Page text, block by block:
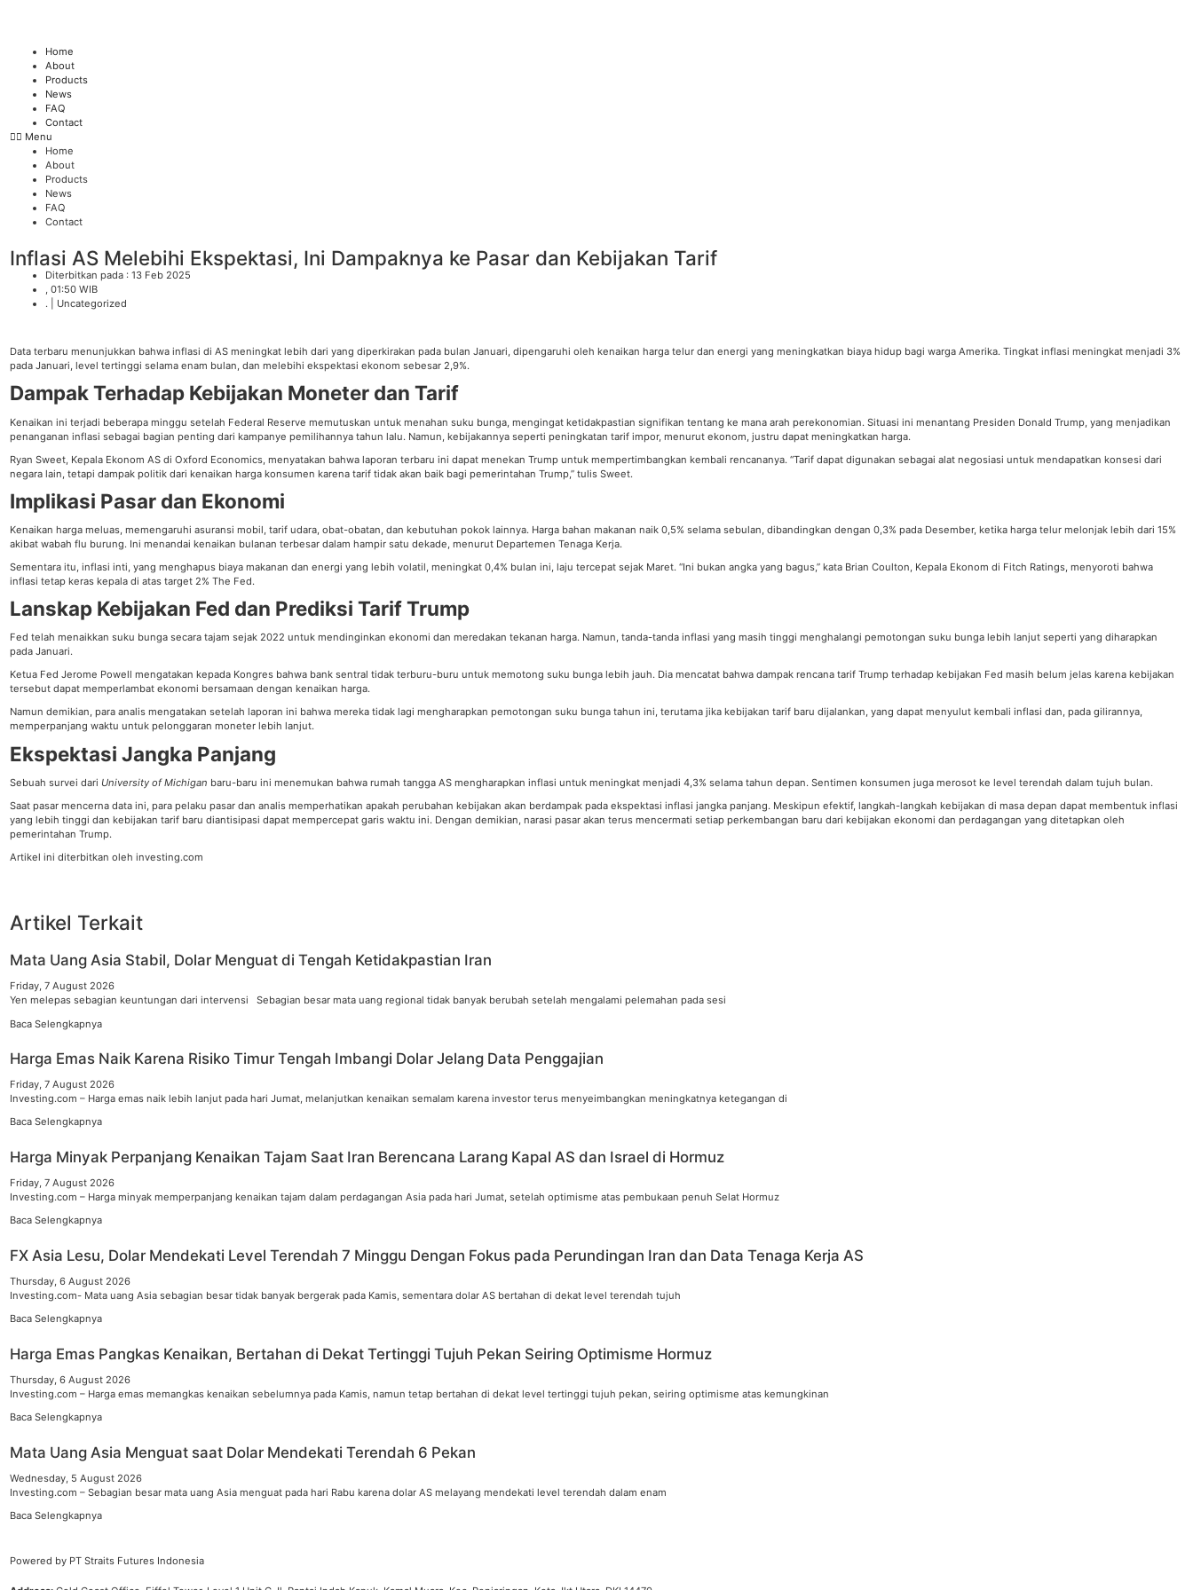
Home
About
Products
News
FAQ
Contact
Menu
Home
About
Products
News
FAQ
Contact
Inflasi AS Melebihi Ekspektasi, Ini Dampaknya ke Pasar dan Kebijakan Tarif
Diterbitkan pada : 13 Feb 2025
, 01:50 WIB
. |
Uncategorized
Data terbaru menunjukkan bahwa inflasi di AS meningkat lebih dari yang diperkirakan pada bulan Januari, dipengaruhi oleh kenaikan harga telur dan energi yang meningkatkan biaya hidup bagi warga Amerika. Tingkat inflasi meningkat menjadi 3%
pada Januari, level tertinggi selama enam bulan, dan melebihi ekspektasi ekonom sebesar 2,9%.
Dampak Terhadap Kebijakan Moneter dan Tarif
Kenaikan ini terjadi beberapa minggu setelah Federal Reserve memutuskan untuk menahan suku bunga, mengingat ketidakpastian signifikan tentang ke mana arah perekonomian. Situasi ini menantang Presiden Donald Trump, yang menjadikan
penanganan inflasi sebagai bagian penting dari kampanye pemilihannya tahun lalu. Namun, kebijakannya seperti peningkatan tarif impor, menurut ekonom, justru dapat meningkatkan harga.
Ryan Sweet, Kepala Ekonom AS di Oxford Economics, menyatakan bahwa laporan terbaru ini dapat menekan Trump untuk mempertimbangkan kembali rencananya. “Tarif dapat digunakan sebagai alat negosiasi untuk mendapatkan konsesi dari
negara lain, tetapi dampak politik dari kenaikan harga konsumen karena tarif tidak akan baik bagi pemerintahan Trump,” tulis Sweet.
Implikasi Pasar dan Ekonomi
Kenaikan harga meluas, memengaruhi asuransi mobil, tarif udara, obat-obatan, dan kebutuhan pokok lainnya. Harga bahan makanan naik 0,5% selama sebulan, dibandingkan dengan 0,3% pada Desember, ketika harga telur melonjak lebih dari 15%
akibat wabah flu burung. Ini menandai kenaikan bulanan terbesar dalam hampir satu dekade, menurut Departemen Tenaga Kerja.
Sementara itu, inflasi inti, yang menghapus biaya makanan dan energi yang lebih volatil, meningkat 0,4% bulan ini, laju tercepat sejak Maret. “Ini bukan angka yang bagus,” kata Brian Coulton, Kepala Ekonom di Fitch Ratings, menyoroti bahwa
inflasi tetap keras kepala di atas target 2% The Fed.
Lanskap Kebijakan Fed dan Prediksi Tarif Trump
Fed telah menaikkan suku bunga secara tajam sejak 2022 untuk mendinginkan ekonomi dan meredakan tekanan harga. Namun, tanda-tanda inflasi yang masih tinggi menghalangi pemotongan suku bunga lebih lanjut seperti yang diharapkan
pada Januari.
Ketua Fed Jerome Powell mengatakan kepada Kongres bahwa bank sentral tidak terburu-buru untuk memotong suku bunga lebih jauh. Dia mencatat bahwa dampak rencana tarif Trump terhadap kebijakan Fed masih belum jelas karena kebijakan
tersebut dapat memperlambat ekonomi bersamaan dengan kenaikan harga.
Namun demikian, para analis mengatakan setelah laporan ini bahwa mereka tidak lagi mengharapkan pemotongan suku bunga tahun ini, terutama jika kebijakan tarif baru dijalankan, yang dapat menyulut kembali inflasi dan, pada gilirannya,
memperpanjang waktu untuk pelonggaran moneter lebih lanjut.
Ekspektasi Jangka Panjang
Sebuah survei dari University of Michigan baru-baru ini menemukan bahwa rumah tangga AS mengharapkan inflasi untuk meningkat menjadi 4,3% selama tahun depan. Sentimen konsumen juga merosot ke level terendah dalam tujuh bulan.
Saat pasar mencerna data ini, para pelaku pasar dan analis memperhatikan apakah perubahan kebijakan akan berdampak pada ekspektasi inflasi jangka panjang. Meskipun efektif, langkah-langkah kebijakan di masa depan dapat membentuk inflasi
yang lebih tinggi dan kebijakan tarif baru diantisipasi dapat mempercepat garis waktu ini. Dengan demikian, narasi pasar akan terus mencermati setiap perkembangan baru dari kebijakan ekonomi dan perdagangan yang ditetapkan oleh
pemerintahan Trump.
Artikel ini diterbitkan oleh investing.com
Artikel Terkait
Mata Uang Asia Stabil, Dolar Menguat di Tengah Ketidakpastian Iran
Friday, 7 August 2026
Yen melepas sebagian keuntungan dari intervensi Sebagian besar mata uang regional tidak banyak berubah setelah mengalami pelemahan pada sesi
Baca Selengkapnya
Harga Emas Naik Karena Risiko Timur Tengah Imbangi Dolar Jelang Data Penggajian
Friday, 7 August 2026
Investing.com – Harga emas naik lebih lanjut pada hari Jumat, melanjutkan kenaikan semalam karena investor terus menyeimbangkan meningkatnya ketegangan di
Baca Selengkapnya
Harga Minyak Perpanjang Kenaikan Tajam Saat Iran Berencana Larang Kapal AS dan Israel di Hormuz
Friday, 7 August 2026
Investing.com – Harga minyak memperpanjang kenaikan tajam dalam perdagangan Asia pada hari Jumat, setelah optimisme atas pembukaan penuh Selat Hormuz
Baca Selengkapnya
FX Asia Lesu, Dolar Mendekati Level Terendah 7 Minggu Dengan Fokus pada Perundingan Iran dan Data Tenaga Kerja AS
Thursday, 6 August 2026
Investing.com- Mata uang Asia sebagian besar tidak banyak bergerak pada Kamis, sementara dolar AS bertahan di dekat level terendah tujuh
Baca Selengkapnya
Harga Emas Pangkas Kenaikan, Bertahan di Dekat Tertinggi Tujuh Pekan Seiring Optimisme Hormuz
Thursday, 6 August 2026
Investing.com – Harga emas memangkas kenaikan sebelumnya pada Kamis, namun tetap bertahan di dekat level tertinggi tujuh pekan, seiring optimisme atas kemungkinan
Baca Selengkapnya
Mata Uang Asia Menguat saat Dolar Mendekati Terendah 6 Pekan
Wednesday, 5 August 2026
Investing.com – Sebagian besar mata uang Asia menguat pada hari Rabu karena dolar AS melayang mendekati level terendah dalam enam
Baca Selengkapnya
Powered by PT Straits Futures Indonesia